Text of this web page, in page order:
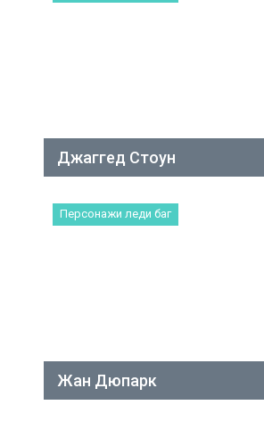
Джаггед Стоун
Персонажи леди баг
Жан Дюпарк